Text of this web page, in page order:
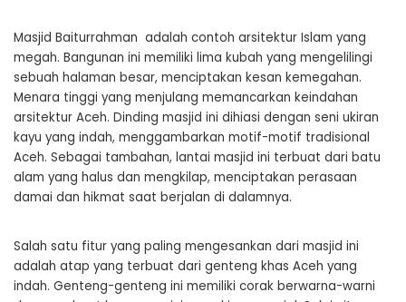
Masjid Baiturrahman adalah contoh arsitektur Islam yang
megah. Bangunan ini memiliki lima kubah yang mengelilingi
sebuah halaman besar, menciptakan kesan kemegahan.
Menara tinggi yang menjulang memancarkan keindahan
arsitektur Aceh. Dinding masjid ini dihiasi dengan seni ukiran
kayu yang indah, menggambarkan motif-motif tradisional
Aceh. Sebagai tambahan, lantai masjid ini terbuat dari batu
alam yang halus dan mengkilap, menciptakan perasaan
damai dan hikmat saat berjalan di dalamnya.
Salah satu fitur yang paling mengesankan dari masjid ini
adalah atap yang terbuat dari genteng khas Aceh yang
indah. Genteng-genteng ini memiliki corak berwarna-warni